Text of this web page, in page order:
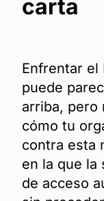
carta
Enfrentar el
puede
arriba, pero
cómo tu
contra esta
en la que la
de acceso